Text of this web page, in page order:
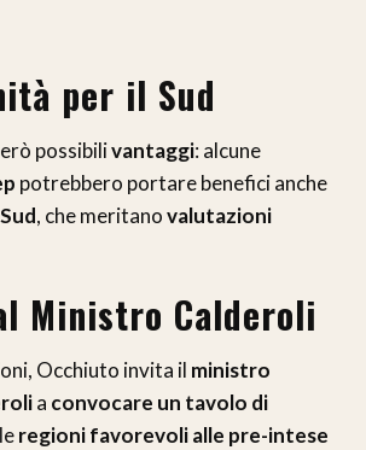
per il Sud
possibilivantaggi: alcune
potrebbero portare benefici anche
, che meritanovalutazioni
Ministro Calderoli
Occhiuto invita il ministro
a convocare un tavolo di
regioni favorevoli alle pre-intese